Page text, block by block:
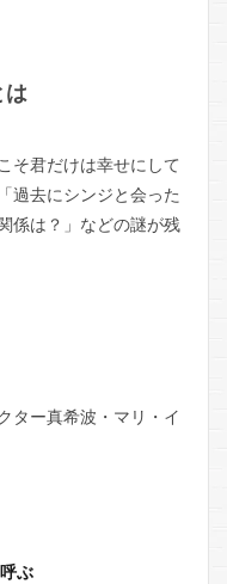
は
そ君だけは幸せにして
過去にシンジと会った
係は？」などの謎が残
ター真希波・マリ・イ
ぶ